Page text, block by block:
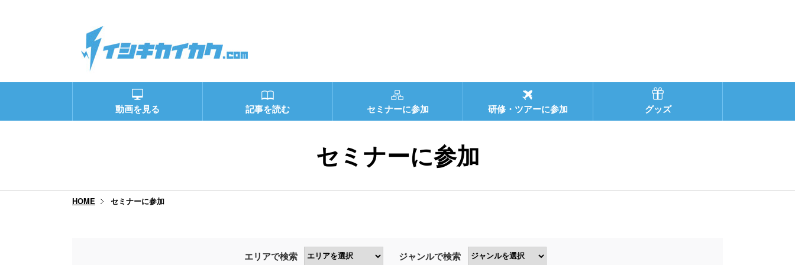
動画を見る 記事を読む セミナーに参加 研修・ツアーに参加 グッズ
セミナーに参加
HOME セミナーに参加
エリアで検索 ジャンルで検索